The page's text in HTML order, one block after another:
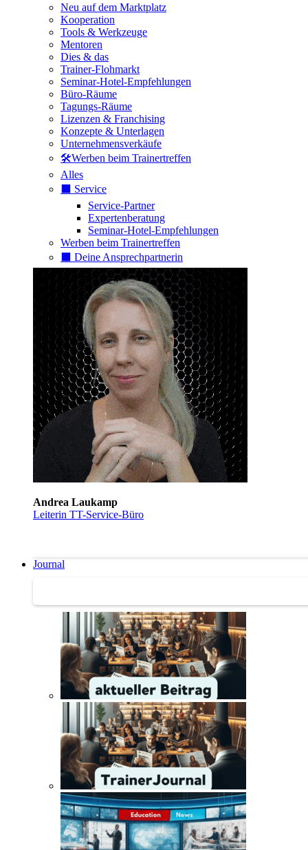
Neu auf dem Marktplatz
Kooperation
Tools & Werkzeuge
Mentoren
Dies & das
Trainer-Flohmarkt
Seminar-Hotel-Empfehlungen
Büro-Räume
Tagungs-Räume
Lizenzen & Franchising
Konzepte & Unterlagen
Unternehmensverkäufe
🛠️Werben beim Trainertreffen
Alles
⬛️ Service
Service-Partner
Expertenberatung
Seminar-Hotel-Empfehlungen
Werben beim Trainertreffen
⬛️ Deine Ansprechpartnerin
Andrea Laukamp
Leiterin TT-Service-Büro
Journal